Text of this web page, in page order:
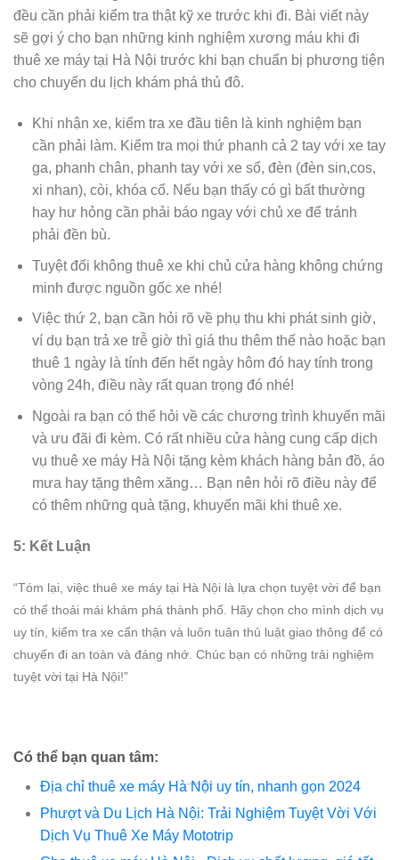
đều cần phải kiểm tra thật kỹ xe trước khi đi. Bài viết này
sẽ gợi ý cho bạn những kinh nghiệm xương máu khi đi
thuê xe máy tại Hà Nội trước khi bạn chuẩn bị phương tiện
cho chuyến du lịch khám phá thủ đô.
Khi nhận xe, kiểm tra xe đầu tiên là kinh nghiệm bạn
cần phải làm. Kiểm tra mọi thứ phanh cả 2 tay với xe tay
ga, phanh chân, phanh tay với xe số, đèn (đèn sin,cos,
xi nhan), còi, khóa cổ. Nếu bạn thấy có gì bất thường
hay hư hỏng cần phải báo ngay với chủ xe để tránh
phải đền bù.
Tuyệt đối không thuê xe khi chủ cửa hàng không chứng
minh được nguồn gốc xe nhé!
Việc thứ 2, bạn cần hỏi rõ về phụ thu khi phát sinh giờ,
ví dụ bạn trả xe trễ giờ thì giá thu thêm thế nào hoặc bạn
thuê 1 ngày là tính đến hết ngày hôm đó hay tính trong
vòng 24h, điều này rất quan trọng đó nhé!
Ngoài ra bạn có thể hỏi về các chương trình khuyến mãi
và ưu đãi đi kèm. Có rất nhiều cửa hàng cung cấp dịch
vụ thuê xe máy Hà Nội tặng kèm khách hàng bản đồ, áo
mưa hay tặng thêm xăng… Bạn nên hỏi rõ điều này để
có thêm những quà tặng, khuyến mãi khi thuê xe.
5: Kết Luận
“Tóm lại, việc thuê xe máy tại Hà Nội là lựa chọn tuyệt vời để bạn
có thể thoải mái khám phá thành phố. Hãy chọn cho mình dịch vụ
uy tín, kiểm tra xe cẩn thận và luôn tuân thủ luật giao thông để có
chuyến đi an toàn và đáng nhớ. Chúc bạn có những trải nghiệm
tuyệt vời tại Hà Nội!”
Có thể bạn quan tâm:
Địa chỉ thuê xe máy Hà Nội uy tín, nhanh gọn 2024
Phượt và Du Lịch Hà Nội: Trải Nghiệm Tuyệt Vời Với
Dịch Vụ Thuê Xe Máy Mototrip